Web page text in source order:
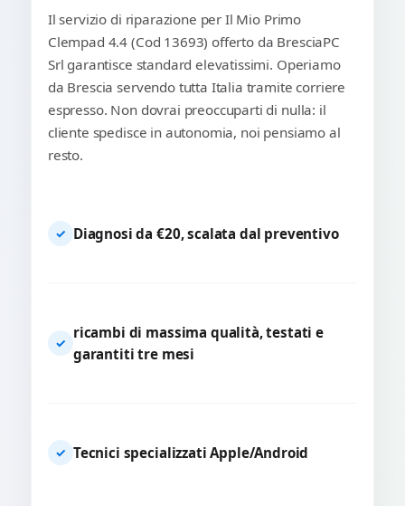
Il servizio di riparazione per Il Mio Primo
Clempad 4.4 (Cod 13693) offerto da BresciaPC
Srl garantisce standard elevatissimi. Operiamo
da Brescia servendo tutta Italia tramite corriere
espresso. Non dovrai preoccuparti di nulla: il
cliente spedisce in autonomia, noi pensiamo al
resto.
✓ Diagnosi da €20, scalata dal preventivo
✓
ricambi di massima qualità, testati e
garantiti tre mesi
✓ Tecnici specializzati Apple/Android